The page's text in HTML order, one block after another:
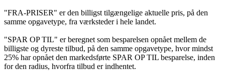
"FRA-PRISER" er den billigst tilgængelige aktuelle pris, på den
samme opgavetype, fra værksteder i hele landet.
"SPAR OP TIL" er beregnet som besparelsen opnået mellem de
billigste og dyreste tilbud, på den samme opgavetype, hvor mindst
25% har opnået den markedsførte SPAR OP TIL besparelse, inden
for den radius, hvorfra tilbud er indhentet.